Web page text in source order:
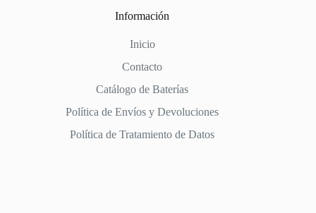
Información
Inicio
Contacto
Catálogo de Baterías
Política de Envíos y Devoluciones
Política de Tratamiento de Datos